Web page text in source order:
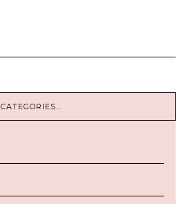
CATEGORIES…